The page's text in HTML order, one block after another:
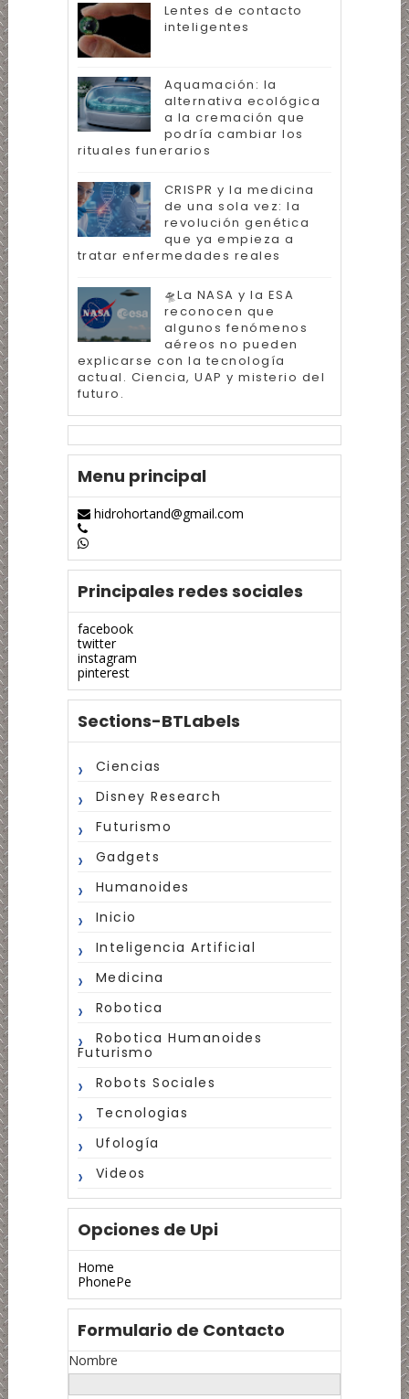
Lentes de contacto
inteligentes
Aquamación: la
alternativa ecológica
a la cremación que
podría cambiar los
rituales funerarios
CRISPR y la medicina
de una sola vez: la
revolución genética
que ya empieza a
tratar enfermedades reales
🛸La NASA y la ESA
reconocen que
algunos fenómenos
aéreos no pueden
explicarse con la tecnología
actual. Ciencia, UAP y misterio del
futuro.
Menu principal
hidrohortand@gmail.com
Principales redes sociales
facebook
twitter
instagram
pinterest
Sections-BTLabels
Ciencias
Disney Research
Futurismo
Gadgets
Humanoides
Inicio
Inteligencia Artificial
Medicina
Robotica
Robotica Humanoides
Futurismo
Robots Sociales
Tecnologias
Ufología
Videos
Opciones de Upi
Home
PhonePe
Formulario de Contacto
Nombre